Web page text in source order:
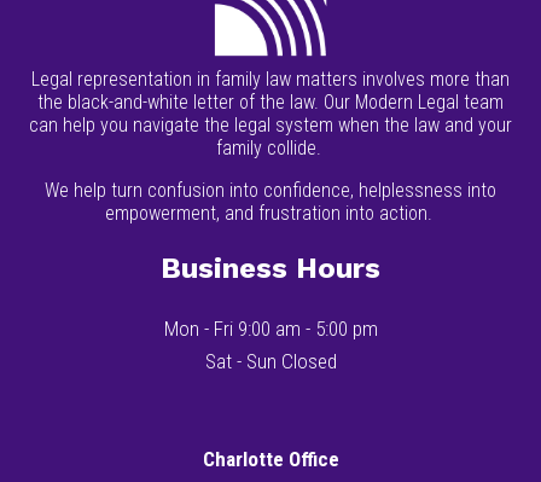
Legal representation in family law matters involves more than
the black-and-white letter of the law. Our Modern Legal team
can help you navigate the legal system when the law and your
family collide.
We help turn confusion into confidence, helplessness into
empowerment, and frustration into action.
Business Hours
Mon - Fri 9:00 am - 5:00 pm
Sat - Sun Closed
Charlotte Office